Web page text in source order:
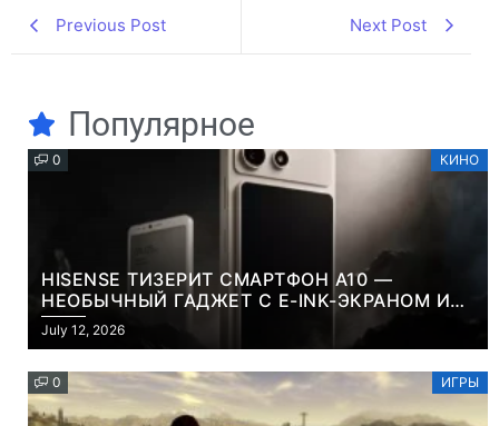
Previous Post Next Post
Популярное
0 КИНО
HISENSE ТИЗЕРИТ СМАРТФОН A10 —
НЕОБЫЧНЫЙ ГАДЖЕТ С E-INK-ЭКРАНОМ И
СЪЕМНОЙ LCD-ПАНЕЛЬЮ ДЛЯ ЦВЕТНОГО
КОНТЕНТА И СОЦСЕТЕЙ
July 12, 2026
0 ИГРЫ